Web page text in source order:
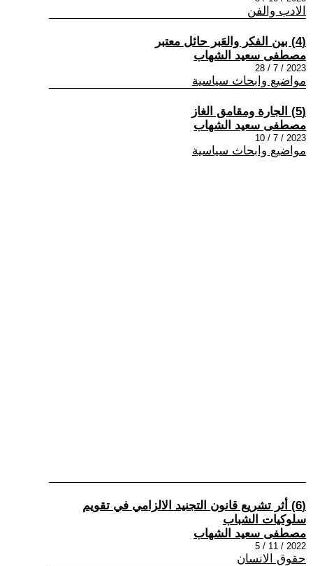
الادب والفن
(4) بين الفكر والعَبر حائل معتبر
مصطفى سعيد الشهاب
2023 / 7 / 28
مواضيع وابحاث سياسية
(5) الجارة ومقامق الغاز
مصطفى سعيد الشهاب
2023 / 7 / 10
مواضيع وابحاث سياسية
(6) أثر تشريع قانون التجنيد الالزامي في تقويم
سلوكيات الشباب
مصطفى سعيد الشهاب
2022 / 11 / 5
حقوق الانسان